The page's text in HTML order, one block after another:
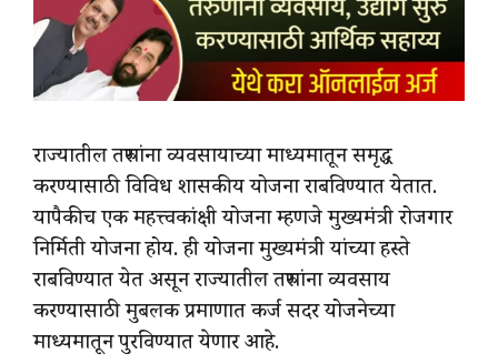
राज्यातील तरुणांना व्यवसायाच्या माध्यमातून समृद्ध
करण्यासाठी विविध शासकीय योजना राबविण्यात येतात.
यापैकीच एक महत्त्वकांक्षी योजना म्हणजे मुख्यमंत्री रोजगार
निर्मिती योजना होय. ही योजना मुख्यमंत्री यांच्या हस्ते
राबविण्यात येत असून राज्यातील तरुणांना व्यवसाय
करण्यासाठी मुबलक प्रमाणात कर्ज सदर योजनेच्या
माध्यमातून पुरविण्यात येणार आहे.